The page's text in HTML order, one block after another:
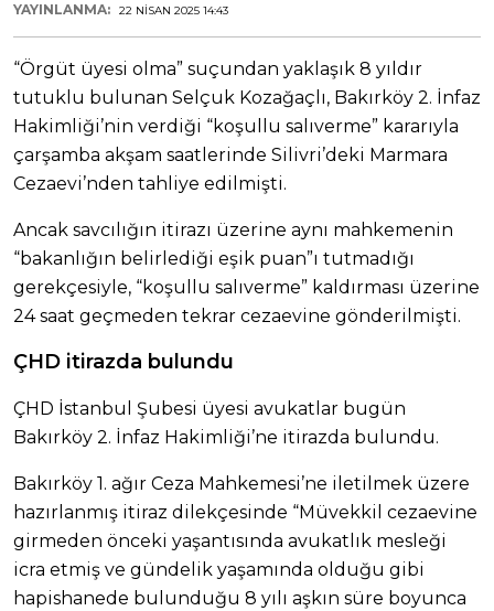
YAYINLANMA: 22 NISAN 2025 14:43
“Örgüt üyesi olma” suçundan yaklaşık 8 yıldır
tutuklu bulunan Selçuk Kozağaçlı, Bakırköy 2. İnfaz
Hakimliği’nin verdiği “koşullu salıverme” kararıyla
çarşamba akşam saatlerinde Silivri’deki Marmara
Cezaevi’nden tahliye edilmişti.
Ancak savcılığın itirazı üzerine aynı mahkemenin
“bakanlığın belirlediği eşik puan”ı tutmadığı
gerekçesiyle, “koşullu salıverme” kaldırması üzerine
24 saat geçmeden tekrar cezaevine gönderilmişti.
ÇHD itirazda bulundu
ÇHD İstanbul Şubesi üyesi avukatlar bugün
Bakırköy 2. İnfaz Hakimliği’ne itirazda bulundu.
Bakırköy 1. ağır Ceza Mahkemesi’ne iletilmek üzere
hazırlanmış itiraz dilekçesinde “Müvekkil cezaevine
girmeden önceki yaşantısında avukatlık mesleği
icra etmiş ve gündelik yaşamında olduğu gibi
hapishanede bulunduğu 8 yılı aşkın süre boyunca